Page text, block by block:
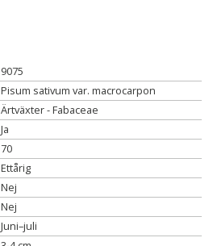
9075
Pisum sativum var. macrocarpon
Ärtväxter - Fabaceae
Ja
70
Ettårig
Nej
Nej
Juni–juli